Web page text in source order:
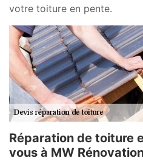
votre toiture en pente.
Réparation de toiture
vous à MW